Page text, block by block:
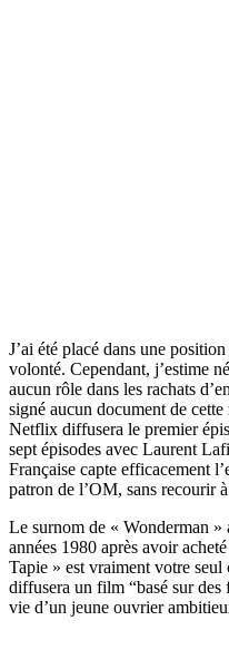
J’ai été placé dans une
volonté. Cependant, j’estime
aucun rôle dans les rachats
signé aucun document de
Netflix diffusera le premier
sept épisodes avec Laurent
Française capte efficacement
patron de l’OM, sans recourir
Le surnom de « Wonderman »
années 1980 après avoir
Tapie » est vraiment votre
diffusera un film “basé sur des
vie d’un jeune ouvrier